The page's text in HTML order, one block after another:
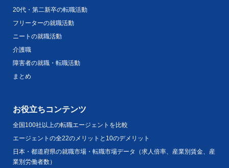
20代・第二新卒の転職活動
フリーターの就職活動
ニートの就職活動
介護職
障害者の就職・転職活動
まとめ
お役立ちコンテンツ
全国100社以上の転職エージェントを比較
エージェントの全22のメリットと10のデメリット
日本・都道府県の就職市場・転職市場データ（求人倍率、産業別賃金、産
業別労働者数）